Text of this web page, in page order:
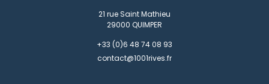
21 rue Saint Mathieu
29000 QUIMPER
+33 (0)6 48 74 08 93
contact@1001rives.fr